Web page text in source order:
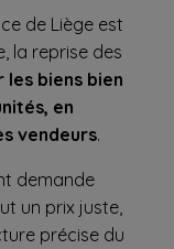
de Liège est
la reprise des
les biens bien
en
vendeurs.
demande
un prix juste,
précise du